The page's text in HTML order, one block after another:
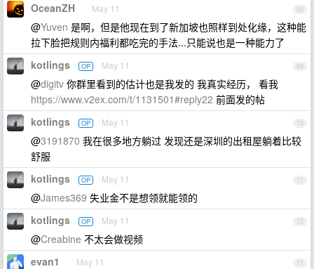
68
OceanZH May 11
@Yuven 是啊，但是他现在到了新加坡也照样到处化缘，这种能
拉下脸把规则内福利都吃完的手法...只能说也是一种能力了
69
kotlings OP May 11
@digitv 你群里看到的估计也是我发的 我真实经历， 看我
https://www.v2ex.com/t/1131501#reply22 前面发的帖
70
kotlings OP May 11
@3191870 我在很多地方躺过 发现还是深圳的出租屋躺着比较
舒服
71
kotlings OP May 11
@James369 失业金不是想领就能领的
72
kotlings OP May 11
@Creabine 不太会做视频
73
evan1 May 11